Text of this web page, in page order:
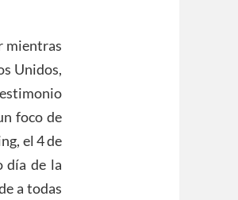
mientras
Unidos,
foco de
el 4 de
día de la
a todas